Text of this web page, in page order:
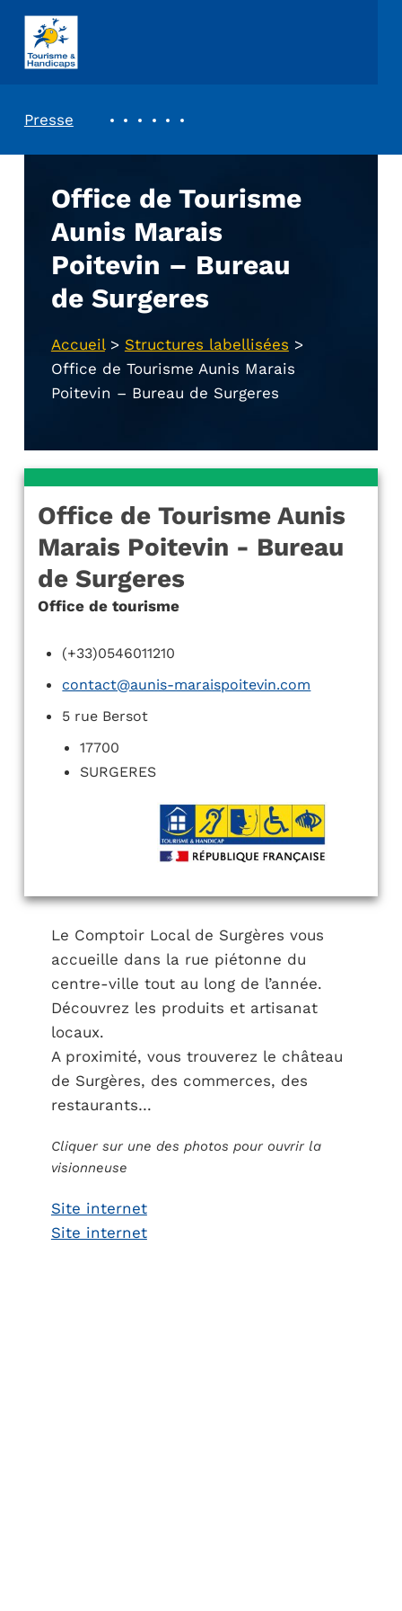
ASSOCIATION TOURISME ET HANDICAPS
Presse
Office de Tourisme
Aunis Marais
Poitevin – Bureau
de Surgeres
Accueil> Structures labellisées >
Office de Tourisme Aunis Marais
Poitevin – Bureau de Surgeres
Office de Tourisme Aunis
Marais Poitevin - Bureau
de Surgeres
Office de tourisme
(+33)0546011210
contact@aunis-maraispoitevin.com
5 rue Bersot
17700
SURGERES
Le Comptoir Local de Surgères vous
accueille dans la rue piétonne du
centre-ville tout au long de l’année.
Découvrez les produits et artisanat
locaux.
A proximité, vous trouverez le château
de Surgères, des commerces, des
restaurants…
Cliquer sur une des photos pour ouvrir la
visionneuse
Site internet
Site internet